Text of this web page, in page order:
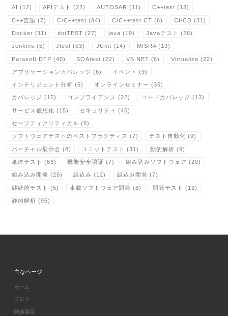
AI (12) APIテスト (22) AUTOSAR (11) C++test (13)
C++言語 (7) C/C++test (84) C/C++test CT (6) CI/CD (31)
Docker (11) dotTEST (27) java (19) Javaテスト (28)
Jenkins (5) Jtest (53) JUnit (14) MISRA(19)
Parasoft DTP (40) SOAtest (22) VB.NET (6) Virtualize (22)
アプリケーションカバレッジ (6) イベント (9)
インテリジェント分析 (6) オンラインセミナー (35)
カバレッジ (15) コンプライアンス (22) コードカバレッジ (13)
サービス仮想化 (15) セキュリティ (45)
セーフティクリティカル (6)
ソフトウェアテストのベストプラクティス (7) テスト自動化 (9)
バーチャル展示会 (8) ユニットテスト (31) 動的解析 (9)
単体テスト (63) 機能安全認証 (7) 組み込みソフトウェア (20)
組み込み開発 (25) 組込み (12) 組込み開発 (7)
継続的テスト (5) 車載ソフトウェア開発 (8) 開発テスト (13)
静的解析 (95)
主なページ
ホーム
ブログ
関連製品